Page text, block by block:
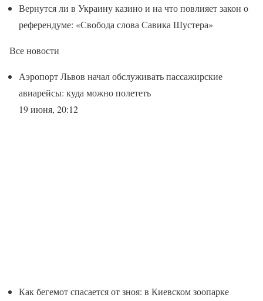
Вернутся ли в Украину казино и на что повлияет закон о
референдуме: «Свобода слова Савика Шустера»
Все новости
Аэропорт Львов начал обслуживать пассажирские
авиарейсы: куда можно полететь
19 июня, 20:12
Как бегемот спасается от зноя: в Киевском зоопарке